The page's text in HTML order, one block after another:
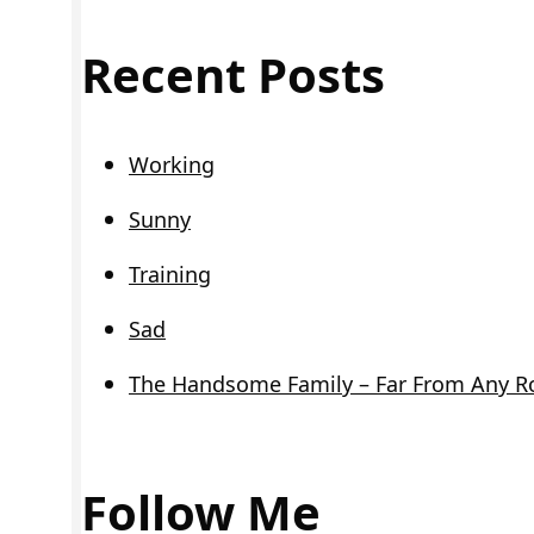
Recent Posts
Working
Sunny
Training
Sad
The Handsome Family – Far From Any
Follow Me